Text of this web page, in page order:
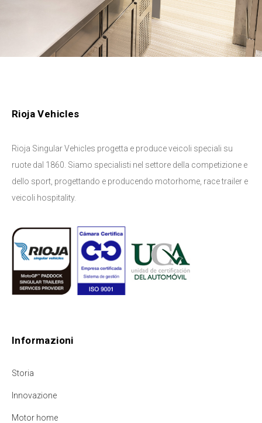
Rioja Vehicles
Rioja Singular Vehicles progetta e produce veicoli speciali su
ruote dal 1860. Siamo specialisti nel settore della competizione e
dello sport, progettando e producendo motorhome, race trailer e
veicoli hospitality.
Informazioni
Storia
Innovazione
Motor home